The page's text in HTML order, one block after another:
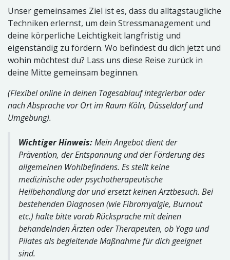
Unser gemeinsames Ziel ist es, dass du alltagstaugliche
Techniken erlernst, um dein Stressmanagement und
deine körperliche Leichtigkeit langfristig und
eigenständig zu fördern. Wo befindest du dich jetzt und
wohin möchtest du? Lass uns diese Reise zurück in
deine Mitte gemeinsam beginnen.
(Flexibel online in deinen Tagesablauf integrierbar oder
nach Absprache vor Ort im Raum Köln, Düsseldorf und
Umgebung).
Wichtiger Hinweis:Mein Angebot dient der
Prävention, der Entspannung und der Förderung des
allgemeinen Wohlbefindens. Es stellt keine
medizinische oder psychotherapeutische
Heilbehandlung dar und ersetzt keinen Arztbesuch. Bei
bestehenden Diagnosen (wie Fibromyalgie, Burnout
etc.) halte bitte vorab Rücksprache mit deinen
behandelnden Ärzten oder Therapeuten, ob Yoga und
Pilates als begleitende Maßnahme für dich geeignet
sind.